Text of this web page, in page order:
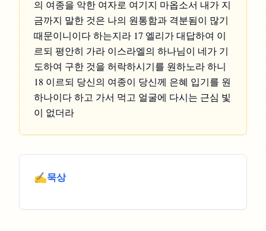
의 여종을 악한 여자로 여기지 마옵소서 내가 지
금까지 말한 것은 나의 원통함과 격분됨이 많기
때문이니이다 하는지라 17 엘리가 대답하여 이
르되 평안히 가라 이스라엘의 하나님이 네가 기
도하여 구한 것을 허락하시기를 원하노라 하니
18 이르되 당신의 여종이 당신께 은혜 입기를 원
하나이다 하고 가서 먹고 얼굴에 다시는 근심 빛
이 없더라
✍️묵상